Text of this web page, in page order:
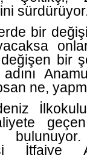
bir
bir
ne,
İtfaiye